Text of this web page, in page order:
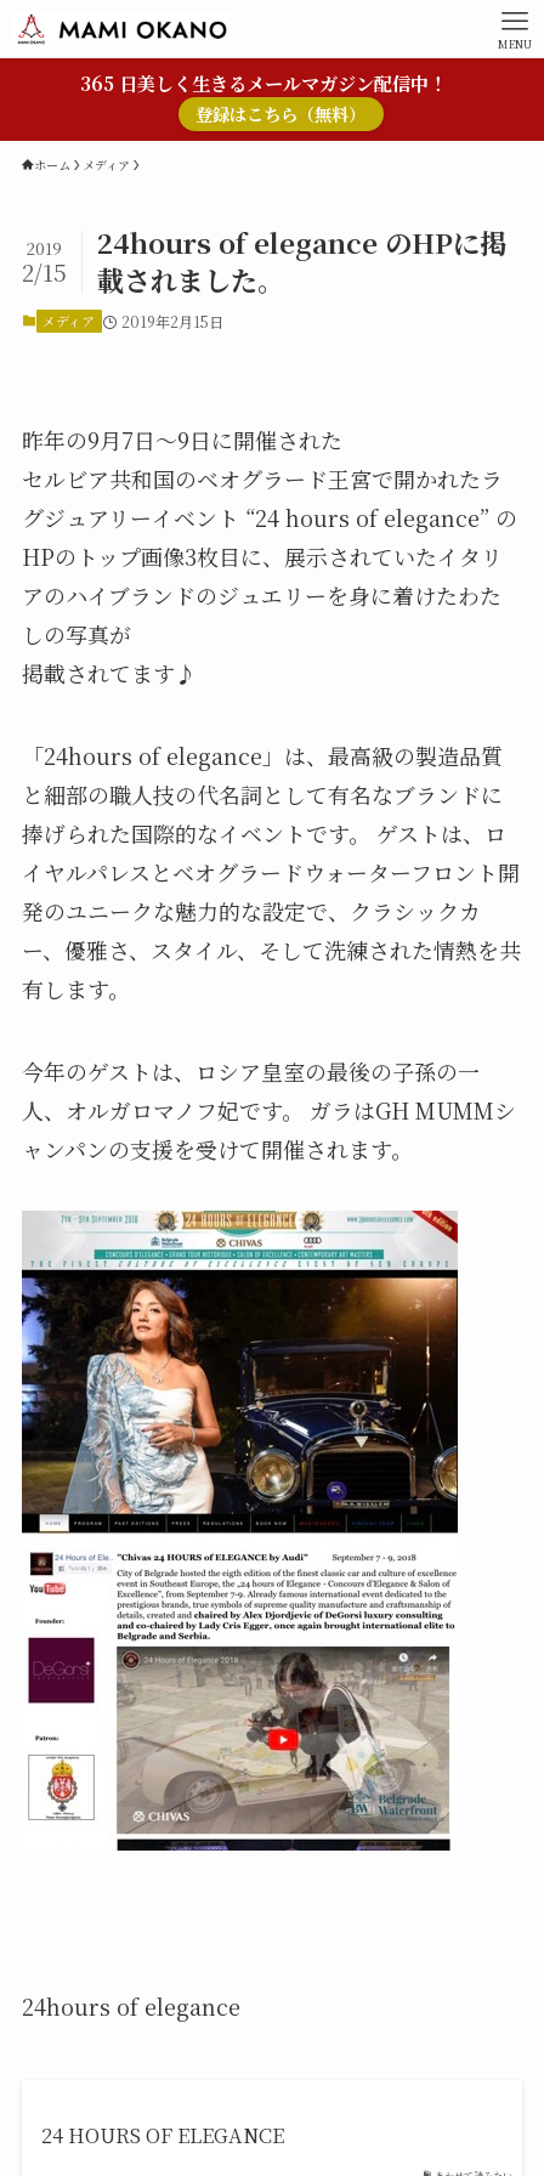
MENU
365 日美しく生きるメールマガジン配信中！
登録はこちら（無料）
ホーム メディア
24hours of elegance のHPに掲
載されました。
2019
2/15
メディア 2019年2月15日
昨年の9月7日〜9日に開催された
セルビア共和国のベオグラード王宮で開かれたラ
グジュアリーイベント “24 hours of elegance” の
HPのトップ画像3枚目に、展示されていたイタリ
アのハイブランドのジュエリーを身に着けたわた
しの写真が
掲載されてます♪
「24hours of elegance」は、最高級の製造品質
と細部の職人技の代名詞として有名なブランドに
捧げられた国際的なイベントです。
ゲストは、ロ
イヤルパレスとベオグラードウォーターフロント開
発のユニークな魅力的な設定で、クラシックカ
ー、優雅さ、スタイル、そして洗練された情熱を共
有します。
今年のゲストは、ロシア皇室の最後の子孫の一
人、オルガロマノフ妃です。
ガラはGH MUMMシ
ャンパンの支援を受けて開催されます。
24hours of elegance
24 HOURS OF ELEGANCE